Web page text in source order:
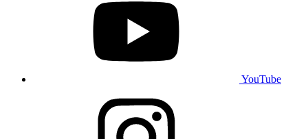
YouTube